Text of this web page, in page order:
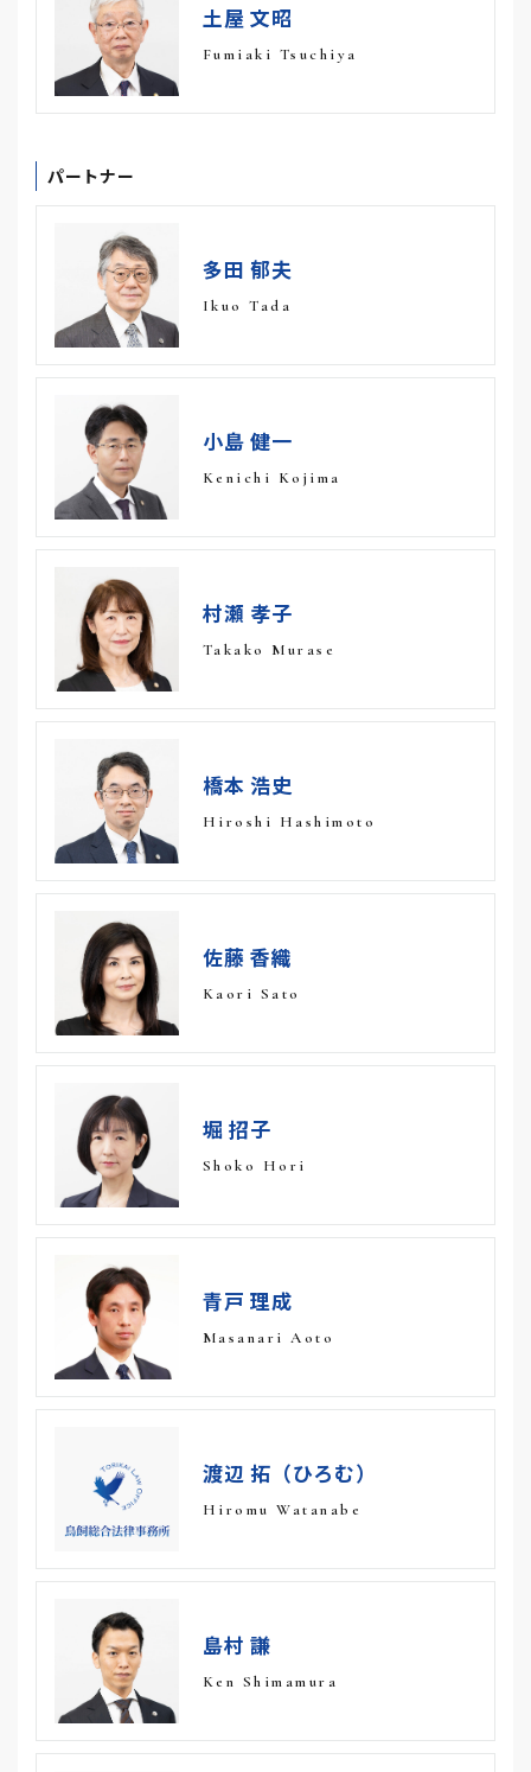
土屋 文昭
Fumiaki Tsuchiya
パートナー
多田 郁夫
Ikuo Tada
小島 健一
Kenichi Kojima
村瀬 孝子
Takako Murase
橋本 浩史
Hiroshi Hashimoto
佐藤 香織
Kaori Sato
堀 招子
Shoko Hori
青戸 理成
Masanari Aoto
渡辺 拓（ひろむ）
Hiromu Watanabe
島村 謙
Ken Shimamura